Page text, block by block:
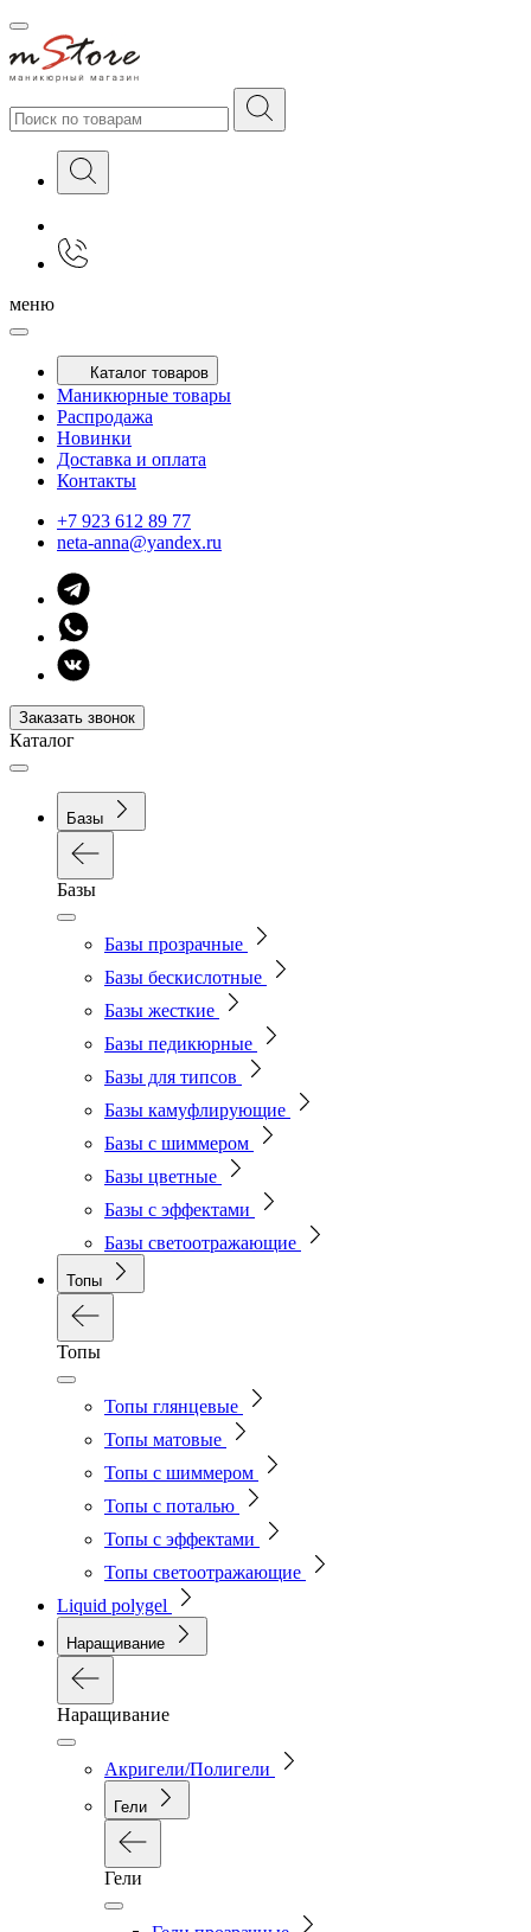
меню
Каталог товаров
Маникюрные товары
Распродажа
Новинки
Доставка и оплата
Контакты
+7 923 612 89 77
neta-anna@yandex.ru
Заказать звонок
Каталог
Базы
Базы
Базы прозрачные
Базы бескислотные
Базы жесткие
Базы педикюрные
Базы для типсов
Базы камуфлирующие
Базы с шиммером
Базы цветные
Базы с эффектами
Базы светоотражающие
Топы
Топы
Топы глянцевые
Топы матовые
Топы с шиммером
Топы с поталью
Топы с эффектами
Топы светоотражающие
Liquid polygel
Наращивание
Наращивание
Акригели/Полигели
Гели
Гели